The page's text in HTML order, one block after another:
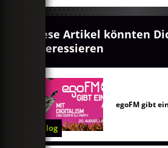
Diese Artikel könnten
interessieren
Blog
egoFM gibt